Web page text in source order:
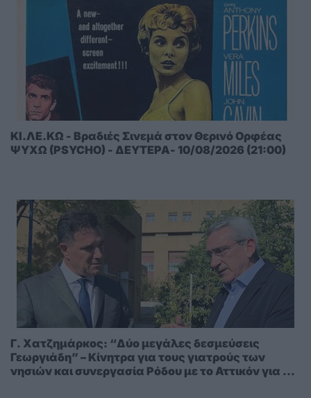
ΚΙ.ΛΕ.ΚΩ - Βραδιές Σινεμά στον Θερινό Ορφέας
ΨΥΧΩ (PSYCHO) - ΔΕΥΤΕΡΑ- 10/08/2026 (21:00)
Γ. Χατζημάρκος: “Δύο μεγάλες δεσμεύσεις
Γεωργιάδη” – Κίνητρα για τους γιατρούς των
νησιών και συνεργασία Ρόδου με το Αττικόν για το